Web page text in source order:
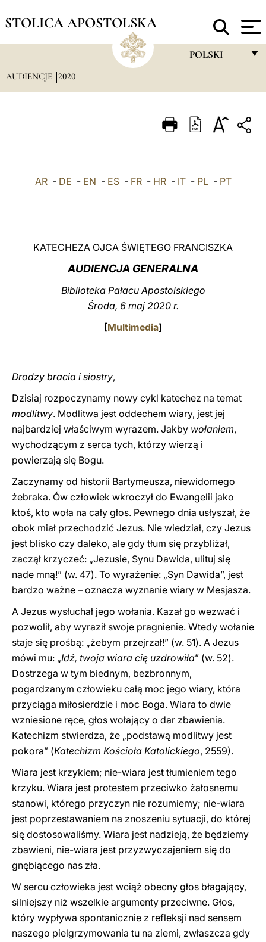
STOLICA APOSTOLSKA
POLSKI
ITALIANO
中文
LATINE
AUDIENCJE 2020
AR- DE - EN - ES- FR- HR- IT- PL- PT
KATECHEZA OJCA ŚWIĘTEGO FRANCISZKA
AUDIENCJA GENERALNA
Biblioteka Pałacu Apostolskiego
Środa, 6 maj 2020 r.
[Multimedia]
Drodzy bracia i siostry,
Dzisiaj rozpoczynamy nowy cykl katechez na temat
modlitwy. Modlitwa jest oddechem wiary, jest jej
najbardziej właściwym wyrazem. Jakby wołaniem,
wychodzącym z serca tych, którzy wierzą i
powierzają się Bogu.
Zaczynamy od historii Bartymeusza, niewidomego
żebraka. Ów człowiek wkroczył do Ewangelii jako
ktoś, kto woła na cały głos. Pewnego dnia usłyszał, że
obok miał przechodzić Jezus. Nie wiedział, czy Jezus
jest blisko czy daleko, ale gdy tłum się przybliżał,
zaczął krzyczeć: „Jezusie, Synu Dawida, ulituj się
nade mną!” (w. 47). To wyrażenie: „Syn Dawida”, jest
bardzo ważne – oznacza wyznanie wiary w Mesjasza.
A Jezus wysłuchał jego wołania. Kazał go wezwać i
pozwolił, aby wyraził swoje pragnienie. Wtedy wołanie
staje się prośbą: „żebym przejrzał!” (w. 51). A Jezus
mówi mu: „Idź, twoja wiara cię uzdrowiła” (w. 52).
Dostrzega w tym biednym, bezbronnym,
pogardzanym człowieku całą moc jego wiary, która
przyciąga miłosierdzie i moc Boga. Wiara to dwie
wzniesione ręce, głos wołający o dar zbawienia.
Katechizm stwierdza, że „podstawą modlitwy jest
pokora” (Katechizm Kościoła Katolickiego, 2559).
Wiara jest krzykiem; nie-wiara jest tłumieniem tego
krzyku. Wiara jest protestem przeciwko żałosnemu
stanowi, którego przyczyn nie rozumiemy; nie-wiara
jest poprzestawaniem na znoszeniu sytuacji, do której
się dostosowaliśmy. Wiara jest nadzieją, że będziemy
zbawieni, nie-wiara jest przyzwyczajeniem się do
gnębiącego nas zła.
W sercu człowieka jest wciąż obecny głos błagający,
silniejszy niż wszelkie argumenty przeciwne. Głos,
który wypływa spontanicznie z refleksji nad sensem
naszego pielgrzymowania tu na ziemi, zwłaszcza gdy